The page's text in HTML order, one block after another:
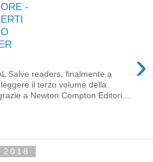
-
›
Salve readers, finalmente a
il terzo volume della
a Newton Compton Editori....